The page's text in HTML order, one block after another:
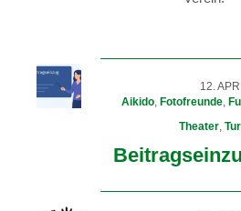
12.
Aikido, Fotofreunde,
Theater ,